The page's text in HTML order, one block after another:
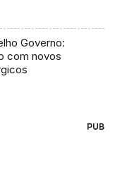
Governo:
com novos
PUB